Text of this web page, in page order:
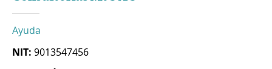
Ayuda
NIT: 9013547456